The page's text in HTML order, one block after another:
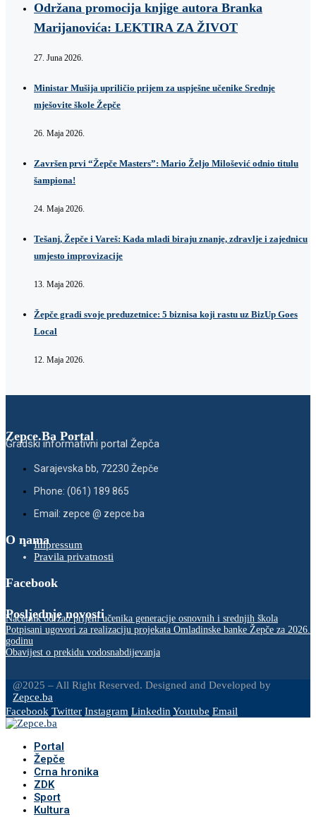
Održana promocija knjige autora Branka
Marijanovića: LEKTIRA ZA ŽIVOT
27. Juna 2026.
Ministar Mušija upriličio prijem za uspješne učenike Srednje
mješovite škole Žepče
26. Maja 2026.
Završen prvi “Žepče Masters”: Mario Željo Milošević odnio titulu
šampiona!
24. Maja 2026.
Tešanj, Žepče i Vareš: Kada mladi biraju znanje, zdravlje i zajednicu
umjesto improvizacije
13. Maja 2026.
Žepče gradi svoje preduzetnice: 5 biznisa koji rastu uz BizUp Goes
Local
12. Maja 2026.
Zepce.Ba Portal
Gradski informativni portal Žepča
Sarajevska bb, 72230 Žepče
Phone: (061) 189 865
Email: zepce @ zepce.ba
O namaImpressum
Pravila privatnosti
Facebook
Posljednje novosti
Načelnik održao prijem učenika generacije osnovnih i srednjih škola
Potpisani ugovori za realizaciju projekata Omladinske banke Žepče za 2026.
godinu
Obavijest o prekidu vodosnabdijevanja
@2025 – All Right Reserved. Designed and Developed by
Zepce.ba
Facebook Twitter Instagram Linkedin Youtube Email
Portal
Žepče
Crna hronika
ZDK
Sport
Kultura